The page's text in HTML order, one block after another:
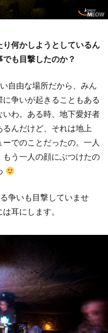
何かしようとしているん
も目撃したのか？
自由な場所だから、みん
争いが起きることもある
わ。ある時、地下愛好者
んだけど、それは地上
でのことだったの。一人
う一人の顔にぶつけたの
争いも目撃していませ
耳にします。